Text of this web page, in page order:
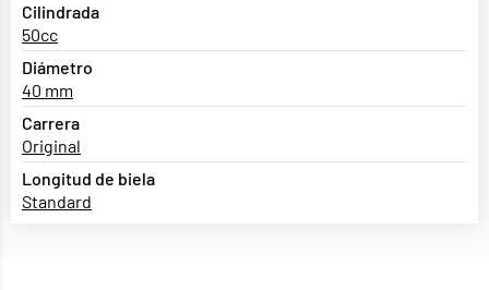
Cilindrada
50cc
Diámetro
40 mm
Carrera
Original
Longitud de biela
Standard